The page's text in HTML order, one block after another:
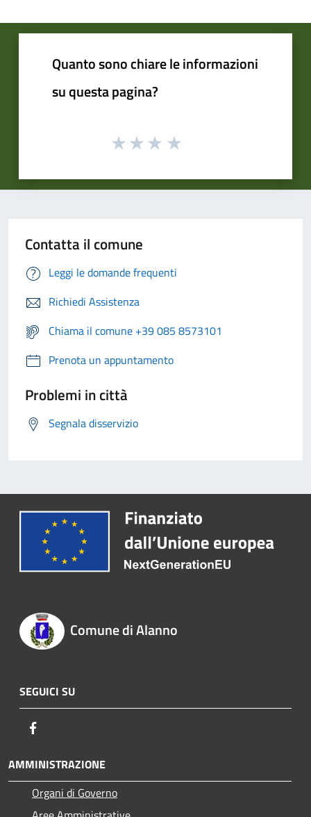
Quanto sono chiare le informazioni
su questa pagina?
Contatta il comune
Leggi le domande frequenti
Richiedi Assistenza
Chiama il comune +39 085 8573101
Prenota un appuntamento
Problemi in città
Segnala disservizio
Comune di Alanno
SEGUICI SU
AMMINISTRAZIONE
Organi di Governo